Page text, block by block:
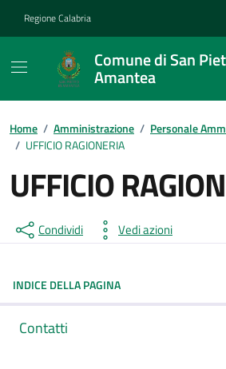
Regione Calabria
Comune di San
Amantea
Home / Amministrazione / Personale
/ UFFICIO RAGIONERIA
UFFICIO
Condividi Vedi azioni
INDICE DELLA PAGINA
Contatti